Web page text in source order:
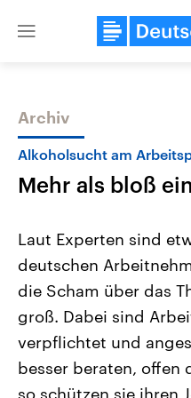
Close
Themen
Landtagswahl Sachsen-
2026
Alle Informationen
Sachsen-Anhalt wählt am 6.
September 2026 einen
Landtag. Seit 2021 wird das
Bundesland von einer
Archiv
Alkoholsucht am
Mehr als bloß
Laut Experten sind
deutschen
die Scham über das
groß. Dabei sind
verpflichtet und
besser beraten, offen
so schützen sie ihren